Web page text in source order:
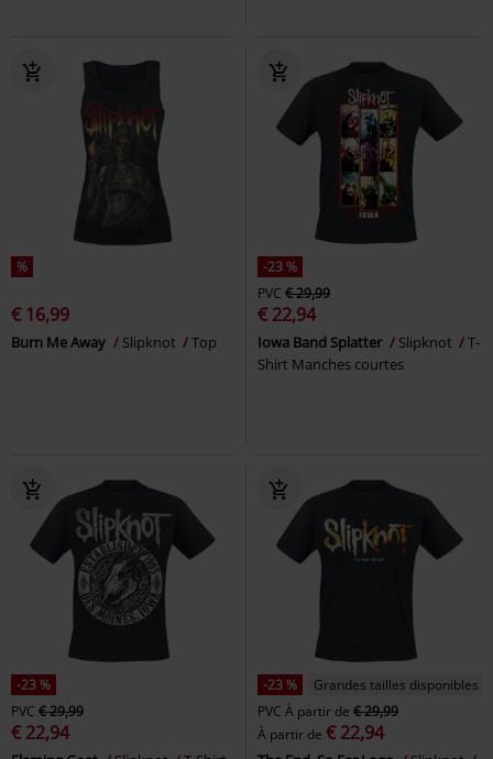
%
€ 16,99
Burn Me Away Slipknot Top
-23 %
PVC € 29,99
€ 22,94
Iowa Band Splatter Slipknot
T-
Shirt Manches courtes
-23 %
PVC € 29,99
€ 22,94
-23 %
Grandes tailles disponibles
PVC À partir de € 29,99
À partir de € 22,94